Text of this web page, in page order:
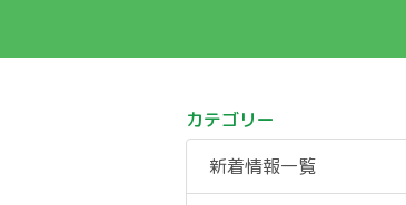
カテゴリー
新着情報一覧